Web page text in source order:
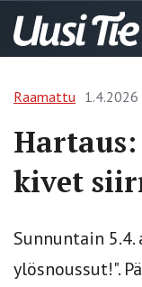
Raamattu 1.4.2026
kivet
Sunnuntain 5.4.
ylösnoussut!".